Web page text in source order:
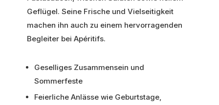
Geflügel. Seine Frische und Vielseitigkeit
machen ihn auch zu einem hervorragenden
Begleiter bei Apéritifs.
Geselliges Zusammensein und
Sommerfeste
Feierliche Anlässe wie Geburtstage,